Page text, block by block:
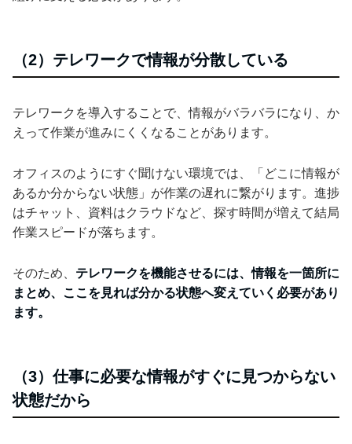
（2）テレワークで情報が分散している
テレワークを導入することで、情報がバラバラになり、か
えって作業が進みにくくなることがあります。
オフィスのようにすぐ聞けない環境では、「どこに情報が
あるか分からない状態」が作業の遅れに繋がります。進捗
はチャット、資料はクラウドなど、探す時間が増えて結局
作業スピードが落ちます。
そのため、 テレワークを機能させるには、情報を一箇所に
まとめ、ここを見れば分かる状態へ変えていく必要があり
ます。
（3）仕事に必要な情報がすぐに見つからない
状態だから